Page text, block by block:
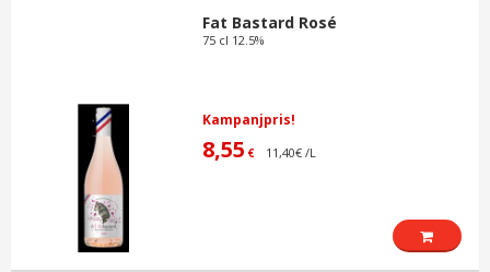
Fat Bastard Rosé
75 cl 12.5%
Kampanjpris!
8,55 € 11,40€ /L